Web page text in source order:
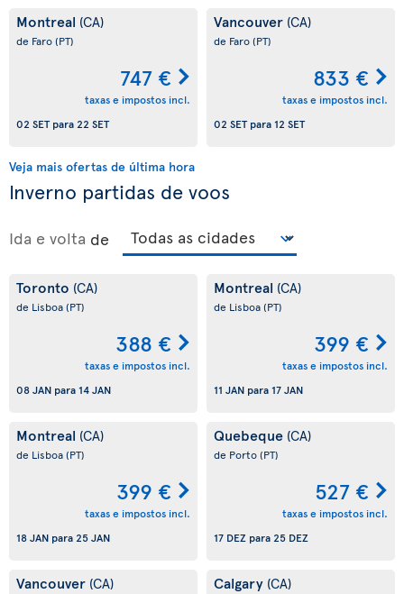
Montreal (CA)
de Faro(PT)
747 €
taxas e impostos incl.
02 SETpara22 SET
Vancouver (CA)
de Faro(PT)
833 €
taxas e impostos incl.
02 SETpara 12 SET
Veja mais ofertas de última hora
Inverno partidas de voos
Ida e volta de
Toronto (CA)
de Lisboa(PT)
388 €
taxas e impostos incl.
08 JAN para 14 JAN
Montreal (CA)
de Lisboa(PT)
399 €
taxas e impostos incl.
11 JAN para 17 JAN
Montreal (CA)
de Lisboa(PT)
399 €
taxas e impostos incl.
18 JAN para25 JAN
Quebeque (CA)
de Porto(PT)
527 €
taxas e impostos incl.
17 DEZ para25 DEZ
Vancouver (CA) Calgary (CA)